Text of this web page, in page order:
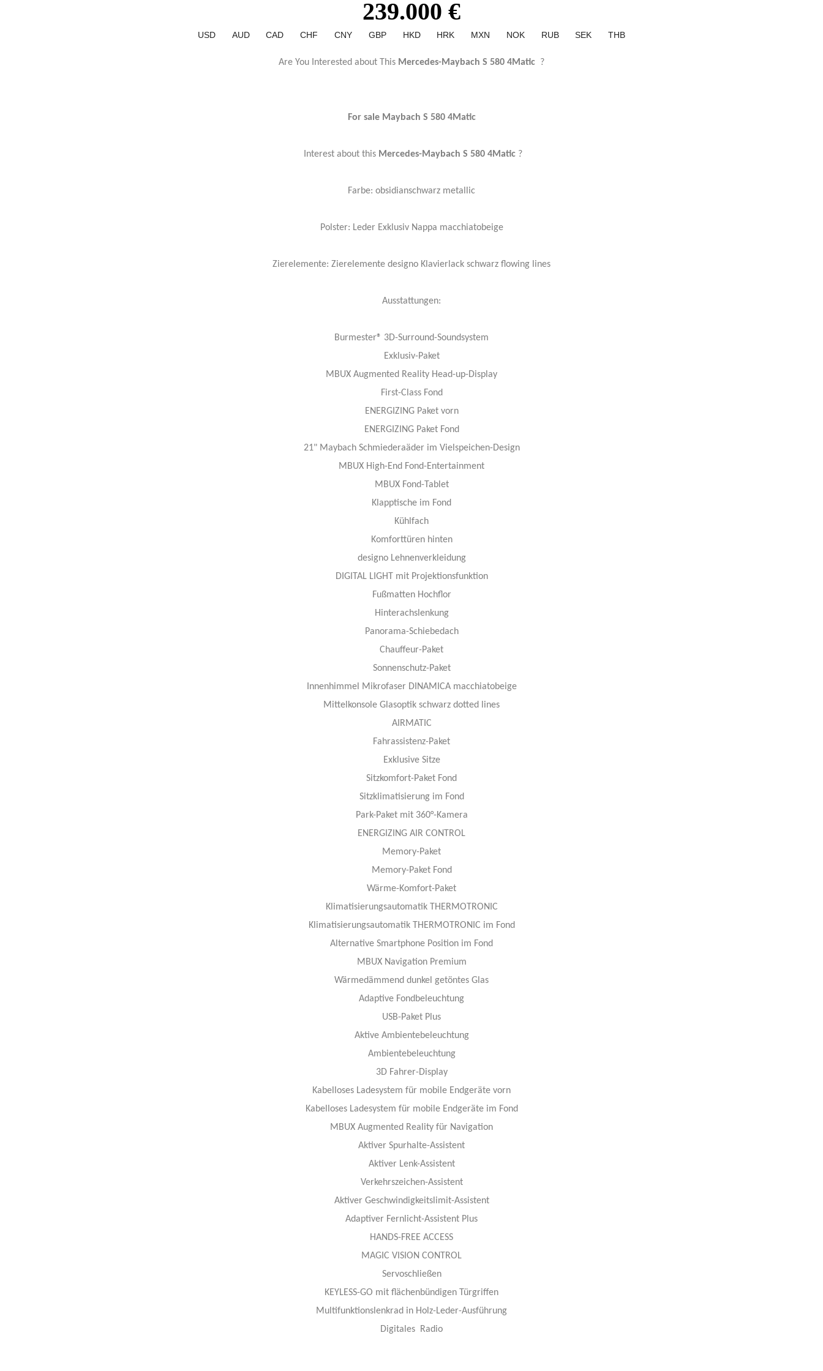
239.000 €
USD AUD CAD CHF CNY GBP HKD HRK MXN NOK RUB SEK THB
Are You Interested about This Mercedes-Maybach S 580 4Matic ?
For sale Maybach S 580 4Matic
Interest about this Mercedes-Maybach S 580 4Matic?
Farbe: obsidianschwarz metallic
Polster: Leder Exklusiv Nappa macchiatobeige
Zierelemente: Zierelemente designo Klavierlack schwarz flowing lines
Ausstattungen:
Burmester® 3D-Surround-Soundsystem
Exklusiv-Paket
MBUX Augmented Reality Head-up-Display
First-Class Fond
ENERGIZING Paket vorn
ENERGIZING Paket Fond
21" Maybach Schmiederaäder im Vielspeichen-Design
MBUX High-End Fond-Entertainment
MBUX Fond-Tablet
Klapptische im Fond
Kühlfach
Komforttüren hinten
designo Lehnenverkleidung​
DIGITAL LIGHT mit Projektionsfunktion
Fußmatten Hochflor
Hinterachslenkung
Panorama-Schiebedach
Chauffeur-Paket
Sonnenschutz-Paket
Innenhimmel Mikrofaser DINAMICA macchiatobeige
Mittelkonsole Glasoptik schwarz dotted lines
AIRMATIC
Fahrassistenz-Paket
Exklusive Sitze
Sitzkomfort-Paket Fond
Sitzklimatisierung im Fond
Park-Paket mit 360°-Kamera
ENERGIZING AIR CONTROL
Memory-Paket
Memory-Paket Fond
Wärme-Komfort-Paket
Klimatisierungsautomatik THERMOTRONIC
Klimatisierungsautomatik THERMOTRONIC im Fond
Alternative Smartphone Position im Fond
MBUX Navigation Premium
Wärmedämmend dunkel getöntes Glas
Adaptive Fondbeleuchtung
USB-Paket Plus
Aktive Ambientebeleuchtung
Ambientebeleuchtung
3D Fahrer-Display
Kabelloses Ladesystem für mobile Endgeräte vorn
Kabelloses Ladesystem für mobile Endgeräte im Fond
MBUX Augmented Reality für Navigation
Aktiver Spurhalte-Assistent
Aktiver Lenk-Assistent
Verkehrszeichen-Assistent
Aktiver Geschwindigkeitslimit-Assistent
Adaptiver Fernlicht-Assistent Plus
HANDS-FREE ACCESS
MAGIC VISION CONTROL
Servoschließen
KEYLESS-GO mit flächenbündigen Türgriffen
Multifunktionslenkrad in Holz-Leder-Ausführung
Digitales Radio